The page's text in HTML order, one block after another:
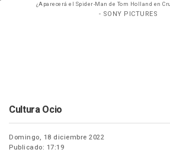
¿Aparecerá el Spider-Man de Tom Holland en
- SONY PICTURES
Cultura Ocio
Domingo, 18 diciembre 2022
Publicado: 17:19